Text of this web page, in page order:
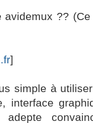
avidemux ??
]
simple à
interface